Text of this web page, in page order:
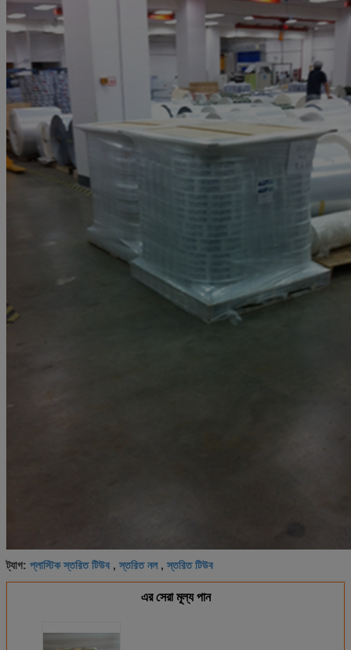
ট্যাগ: প্লাস্টিক স্তরিত টিউব ,স্তরিত নল,স্তরিত টিউব
এর সেরা মূল্য পান